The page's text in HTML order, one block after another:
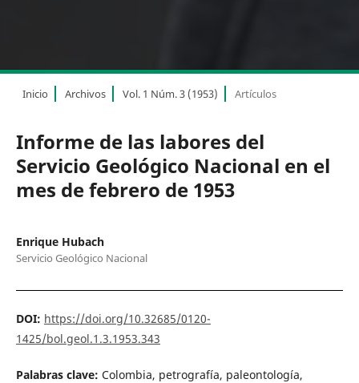
Inicio Archivos Vol. 1 Núm. 3 (1953) Artículos
Informe de las labores del
Servicio Geológico Nacional en el
mes de febrero de 1953
Enrique Hubach
Servicio Geológico Nacional
DOI: https://doi.org/10.32685/0120-
1425/bol.geol.1.3.1953.343
Palabras clave: Colombia, petrografía, paleontología,